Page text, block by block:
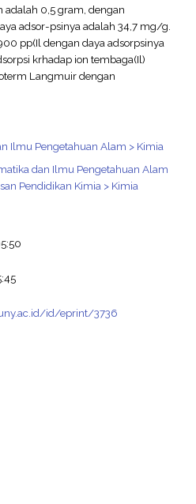
adalah 0,5 gram, dengan
adsor-psinya adalah 34,7 mg/g.
pp(Il dengan daya adsorpsinya
krhadap ion tembaga(Il)
Langmuir dengan
Ilmu Pengetahuan Alam > Kimia
dan Ilmu Pengetahuan Alam
Pendidikan Kimia > Kimia
id/eprint/3736